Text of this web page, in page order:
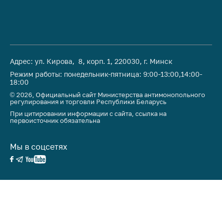
Маркировка
товаров
Упрощение условий
ведения бизнеса
Рекомендации по
предотвращению
COVID-19 для
субъектов торговли,
общественного
питания, бытового
Адрес: ул. Кирова, 8, корп. 1, 220030, г. Минск
Режим работы: понедельник-пятница: 9:00-13:00,14:00-
18:00
© 2026, Официальный сайт Министерства антимонопольного
регулирования и торговли Республики Беларусь
При цитировании информации с сайта, ссылка на
первоисточник обязательна
Мы в соцсетях